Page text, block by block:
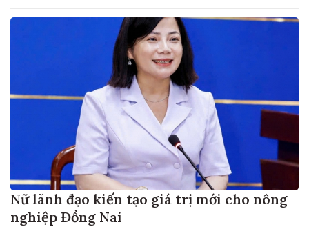
Nữ lãnh đạo kiến tạo giá trị mới cho nông
nghiệp Đồng Nai